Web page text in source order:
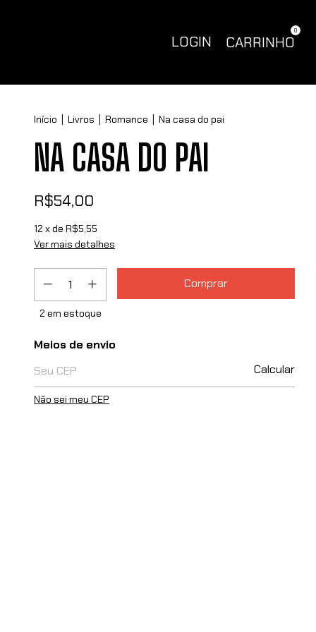
LOGIN CARRINHO
0
Início Livros Romance Na casa do pai
NA CASA DO PAI
R$54,00
12 x de R$5,55
Ver mais detalhes
2 em estoque
Entregas para o CEP:
Meios de envio
Calcular
Não sei meu CEP